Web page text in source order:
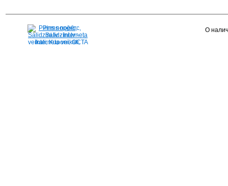
Pirms nopērc,
Salidzini.lv - Interneta
veikali, Kuponi, OCTA
О